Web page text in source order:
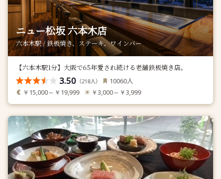
ニュー松坂 六本木店
六本木駅 / 鉄板焼き、ステーキ、ワインバー
【六本木駅1分】大阪で65年愛され続ける老舗鉄板焼き店。
3.50 （218人） 10060人
￥15,000～￥19,999 ￥3,000～￥3,999